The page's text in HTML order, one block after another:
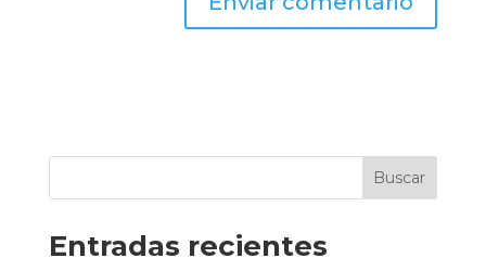
Buscar
Entradas recientes